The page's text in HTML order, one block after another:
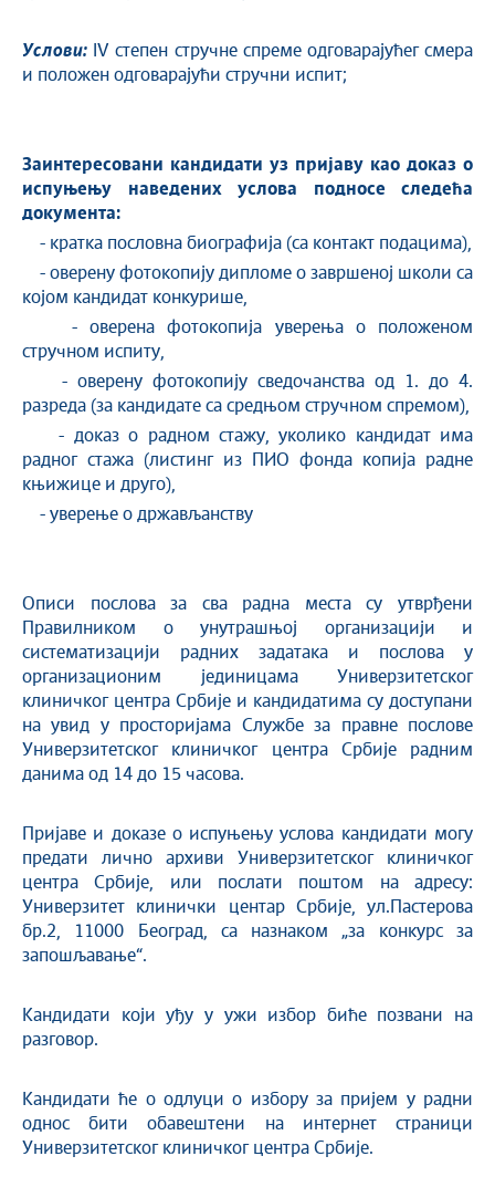
Услови: IV степен стручне спреме одговарајућег смера
и положен одговарајући стручни испит;
Заинтересовани кандидати уз пријаву као доказ о
испуњењу наведених услова подносе следећа
документа:
- кратка пословна биографија (са контакт подацима),
- оверену фотокопију дипломе о завршеној школи са
којом кандидат конкурише,
- оверена фотокопија уверења о положеном
стручном испиту,
- оверену фотокопију сведочанства од 1. до 4.
разреда (за кандидате са средњом стручном спремом),
- доказ о радном стажу, уколико кандидат има
радног стажа (листинг из ПИО фонда копија радне
књижице и друго),
- уверење о држављанству
Описи послова за сва радна места су утврђени
Правилником о унутрашњој организацији и
систематизацији радних задатака и послова у
организационим јединицама Универзитетског
клиничког центра Србије и кандидатима су доступани
на увид у просторијама Службе за правне послове
Универзитетског клиничког центра Србије радним
данима од 14 до 15 часова.
Пријаве и доказе о испуњењу услова кандидати могу
предати лично архиви Универзитетског клиничког
центра Србије, или послати поштом на адресу:
Универзитет клинички центар Србије, ул.Пастерова
бр.2, 11000 Београд, са назнаком „за конкурс за
запошљавање“.
Кандидати који уђу у ужи избор биће позвани на
разговор.
Кандидати ће о одлуци о избору за пријем у радни
однос бити обавештени на интернет страници
Универзитетског клиничког центра Србије.